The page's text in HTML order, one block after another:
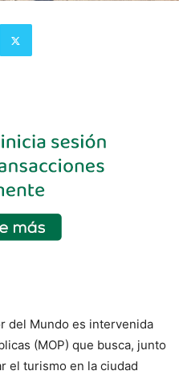
del Mundo es intervenida
(MOP) que busca, junto
el turismo en la ciudad